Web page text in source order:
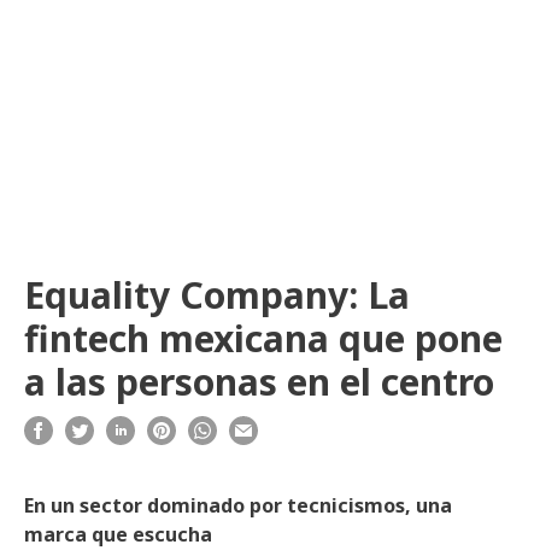
Equality Company: La
fintech mexicana que pone
a las personas en el centro
En un sector dominado por tecnicismos, una
marca que escucha